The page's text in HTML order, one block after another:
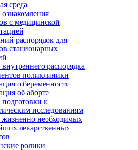
среда
с медицинской
распорядок для
стационарных
распорядка
поликлиники
о беременности
об аборте
к
исследованиям
жизненно необходимых
лекарственных
ролики